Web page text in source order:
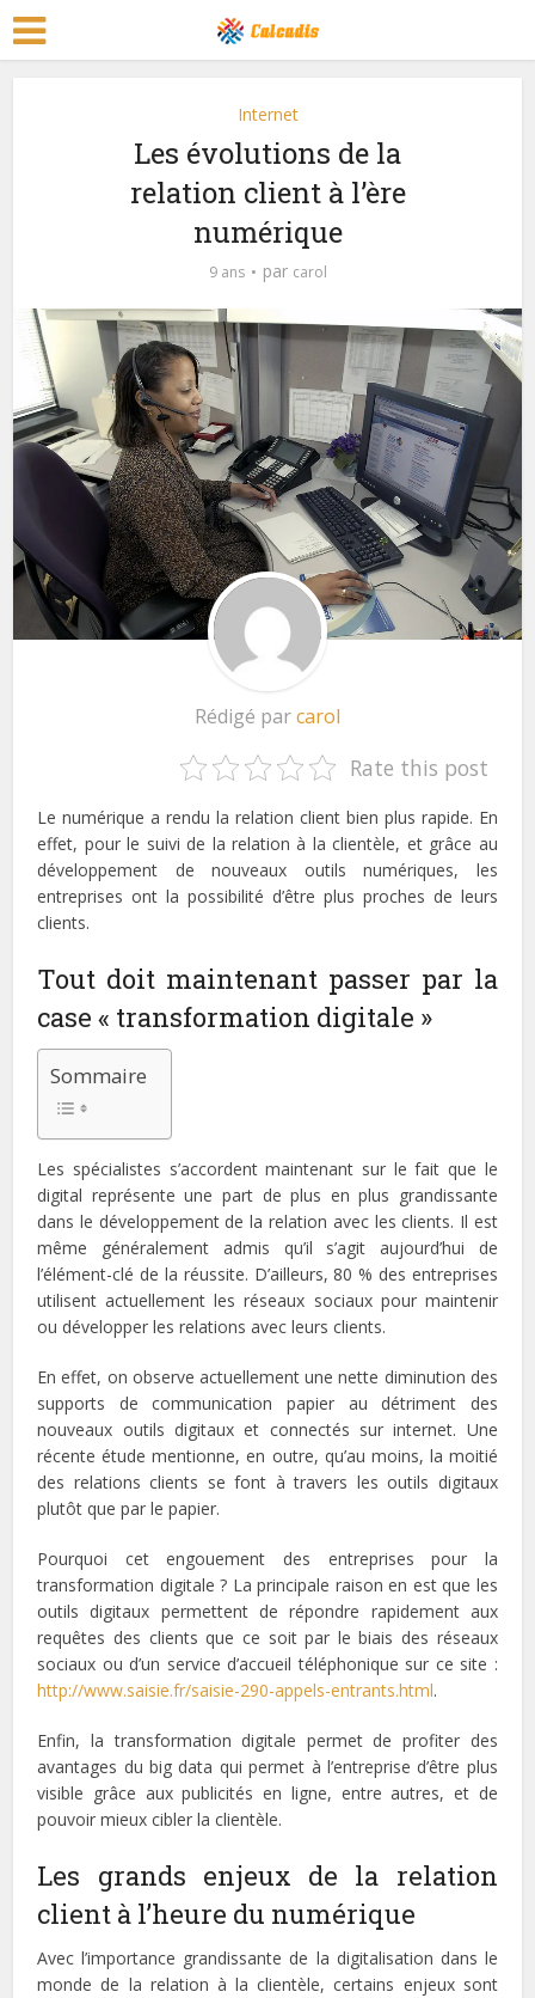
Internet
Les évolutions de la
relation client à l’ère
numérique
9 ans par carol
Rédigé parcarol
Rate this post
Le numérique a rendu la relation client bien plus rapide. En
effet, pour le suivi de la relation à la clientèle, et grâce au
développement de nouveaux outils numériques, les
entreprises ont la possibilité d’être plus proches de leurs
clients.
Tout doit maintenant passer par la
case « transformation digitale »
Sommaire
Les spécialistes s’accordent maintenant sur le fait que le
digital représente une part de plus en plus grandissante
dans le développement de la relation avec les clients. Il est
même généralement admis qu’il s’agit aujourd’hui de
l’élément-clé de la réussite. D’ailleurs, 80 % des entreprises
utilisent actuellement les réseaux sociaux pour maintenir
ou développer les relations avec leurs clients.
En effet, on observe actuellement une nette diminution des
supports de communication papier au détriment des
nouveaux outils digitaux et connectés sur internet. Une
récente étude mentionne, en outre, qu’au moins, la moitié
des relations clients se font à travers les outils digitaux
plutôt que par le papier.
Pourquoi cet engouement des entreprises pour la
transformation digitale ? La principale raison en est que les
outils digitaux permettent de répondre rapidement aux
requêtes des clients que ce soit par le biais des réseaux
sociaux ou d’un service d’accueil téléphonique sur ce site :
http://www.saisie.fr/saisie-290-appels-entrants.html.
Enfin, la transformation digitale permet de profiter des
avantages du big data qui permet à l’entreprise d’être plus
visible grâce aux publicités en ligne, entre autres, et de
pouvoir mieux cibler la clientèle.
Les grands enjeux de la relation
client à l’heure du numérique
Avec l’importance grandissante de la digitalisation dans le
monde de la relation à la clientèle, certains enjeux sont